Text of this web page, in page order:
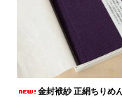
金封袱紗 正絹ちりめ